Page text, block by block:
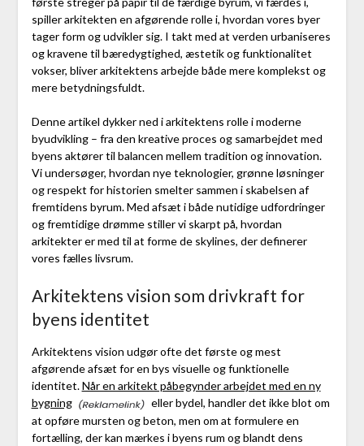
spiller arkitekten en afgørende rolle i, hvordan vores byer
tager form og udvikler sig. I takt med at verden urbaniseres
og kravene til bæredygtighed, æstetik og funktionalitet
vokser, bliver arkitektens arbejde både mere komplekst og
mere betydningsfuldt.
Denne artikel dykker ned i arkitektens rolle i moderne
byudvikling – fra den kreative proces og samarbejdet med
byens aktører til balancen mellem tradition og innovation.
Vi undersøger, hvordan nye teknologier, grønne løsninger
og respekt for historien smelter sammen i skabelsen af
fremtidens byrum. Med afsæt i både nutidige udfordringer
og fremtidige drømme stiller vi skarpt på, hvordan
arkitekter er med til at forme de skylines, der definerer
vores fælles livsrum.
Arkitektens vision som drivkraft for
byens identitet
Arkitektens vision udgør ofte det første og mest
afgørende afsæt for en bys visuelle og funktionelle
identitet.Når en arkitekt påbegynder arbejdet med en ny
bygning
eller bydel, handler det ikke blot om
at opføre mursten og beton, men om at formulere en
fortælling, der kan mærkes i byens rum og blandt dens